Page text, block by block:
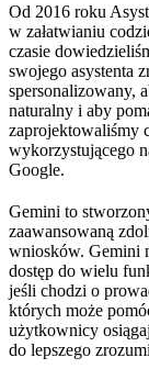
Najczęstsze
Od 2016 roku
w załatwianiu
czasie
swojego asystenta
spersonalizowany,
naturalny i aby
zaprojektowaliśmy
wykorzystującego
Google.
Gemini to
zaawansowaną
wniosków. Gemini
dostęp do wielu
jeśli chodzi o
których może
użytkownicy
do lepszego